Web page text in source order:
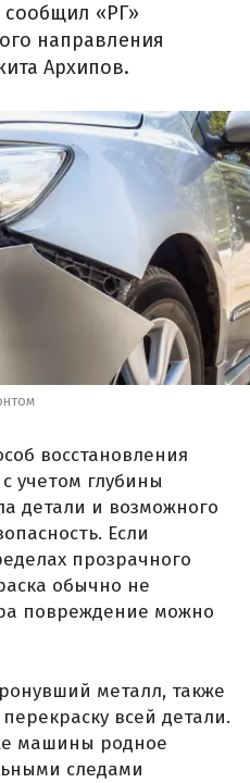
«РГ»
направления
Архипов.
восстановления
учетом глубины
детали и возможного
Если
прозрачного
обычно не
повреждение можно
металл, также
всей детали.
машины родное
следами